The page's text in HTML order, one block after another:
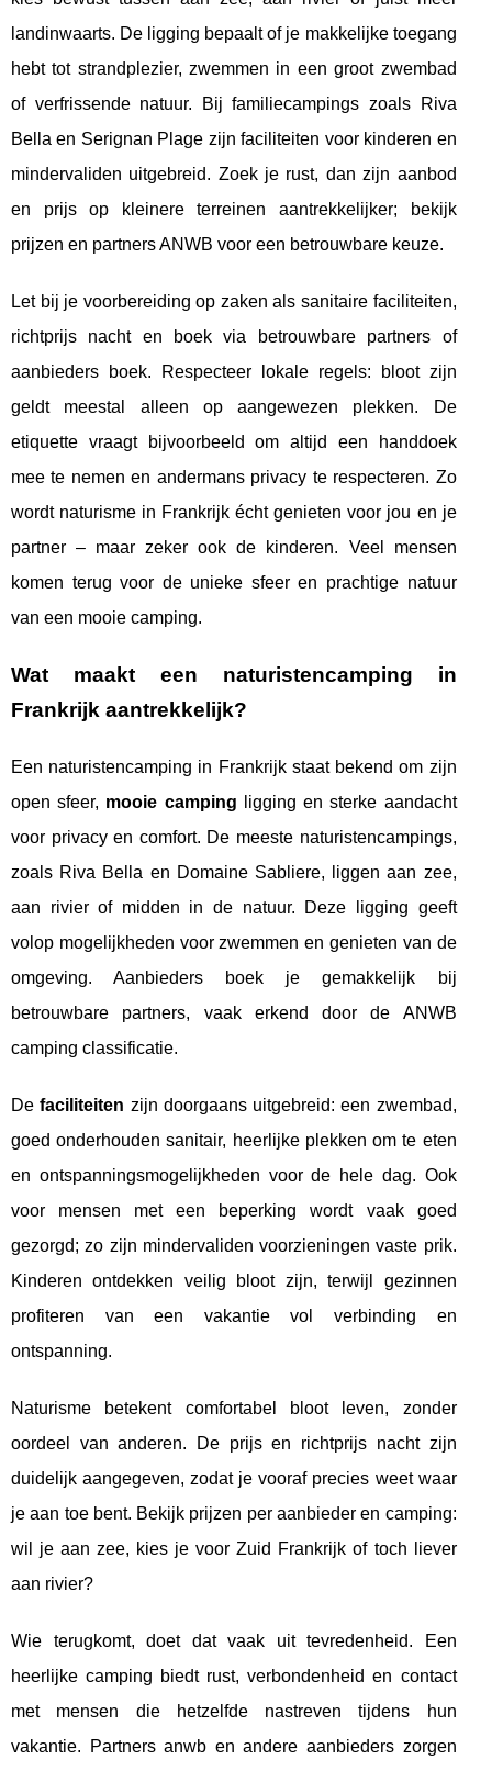
landinwaarts. De ligging bepaalt of je makkelijke toegang
hebt tot strandplezier, zwemmen in een groot zwembad
of verfrissende natuur. Bij familiecampings zoals Riva
Bella en Serignan Plage zijn faciliteiten voor kinderen en
mindervaliden uitgebreid. Zoek je rust, dan zijn aanbod
en prijs op kleinere terreinen aantrekkelijker; bekijk
prijzen en partners ANWB voor een betrouwbare keuze.
Let bij je voorbereiding op zaken als sanitaire faciliteiten,
richtprijs nacht en boek via betrouwbare partners of
aanbieders boek. Respecteer lokale regels: bloot zijn
geldt meestal alleen op aangewezen plekken. De
etiquette vraagt bijvoorbeeld om altijd een handdoek
mee te nemen en andermans privacy te respecteren. Zo
wordt naturisme in Frankrijk écht genieten voor jou en je
partner – maar zeker ook de kinderen. Veel mensen
komen terug voor de unieke sfeer en prachtige natuur
van een mooie camping.
Wat maakt een naturistencamping in
Frankrijk aantrekkelijk?
Een naturistencamping in Frankrijk staat bekend om zijn
open sfeer, mooie camping ligging en sterke aandacht
voor privacy en comfort. De meeste naturistencampings,
zoals Riva Bella en Domaine Sabliere, liggen aan zee,
aan rivier of midden in de natuur. Deze ligging geeft
volop mogelijkheden voor zwemmen en genieten van de
omgeving. Aanbieders boek je gemakkelijk bij
betrouwbare partners, vaak erkend door de ANWB
camping classificatie.
Defaciliteiten zijn doorgaans uitgebreid: een zwembad,
goed onderhouden sanitair, heerlijke plekken om te eten
en ontspanningsmogelijkheden voor de hele dag. Ook
voor mensen met een beperking wordt vaak goed
gezorgd; zo zijn mindervaliden voorzieningen vaste prik.
Kinderen ontdekken veilig bloot zijn, terwijl gezinnen
profiteren van een vakantie vol verbinding en
ontspanning.
Naturisme betekent comfortabel bloot leven, zonder
oordeel van anderen. De prijs en richtprijs nacht zijn
duidelijk aangegeven, zodat je vooraf precies weet waar
je aan toe bent. Bekijk prijzen per aanbieder en camping:
wil je aan zee, kies je voor Zuid Frankrijk of toch liever
aan rivier?
Wie terugkomt, doet dat vaak uit tevredenheid. Een
heerlijke camping biedt rust, verbondenheid en contact
met mensen die hetzelfde nastreven tijdens hun
vakantie. Partners anwb en andere aanbieders zorgen